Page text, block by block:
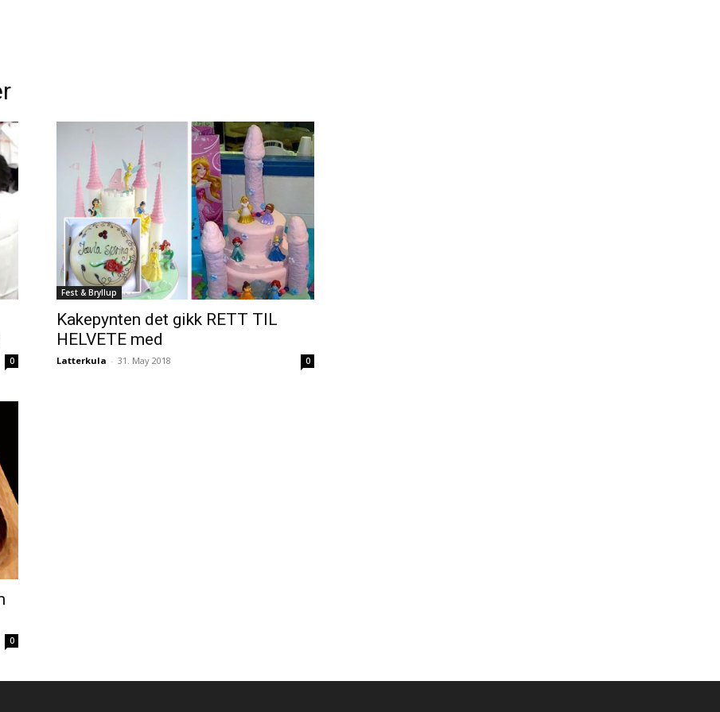
0
Fest & Bryllup
Kakepynten det gikk RETT TIL
HELVETE med
Latterkula - 31. May 2018 0
0